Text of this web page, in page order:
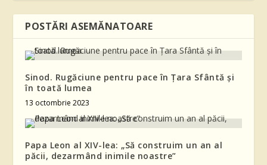
POSTĂRI ASEMĂNATOARE
Sinod. Rugăciune pentru pace în Țara Sfântă și
în toată lumea
13 octombrie 2023
Papa Leon al XIV-lea: „Să construim un an al
păcii, dezarmând inimile noastre”